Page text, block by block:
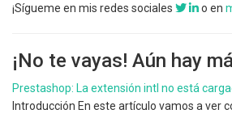
¡Sígueme en mis redes sociales o en
¡No te vayas! Aún hay
Prestashop: La extensión intl no está
Introducción En este artículo vamos a ver